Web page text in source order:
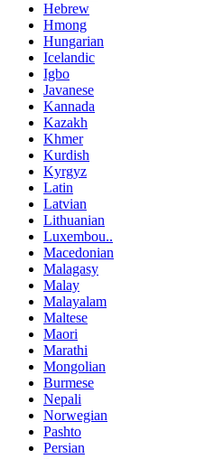
Hebrew
Hmong
Hungarian
Icelandic
Igbo
Javanese
Kannada
Kazakh
Khmer
Kurdish
Kyrgyz
Latin
Latvian
Lithuanian
Luxembou..
Macedonian
Malagasy
Malay
Malayalam
Maltese
Maori
Marathi
Mongolian
Burmese
Nepali
Norwegian
Pashto
Persian